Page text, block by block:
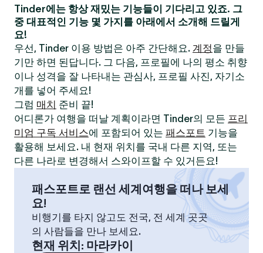
Tinder에는 항상 재밌는 기능들이 기다리고 있죠. 그
중 대표적인 기능 몇 가지를 아래에서 소개해 드릴게
요!
우선, Tinder 이용 방법은 아주 간단해요. 계정을 만들
기만 하면 된답니다. 그 다음, 프로필에 나의 평소 취향
이나 성격을 잘 나타내는 관심사, 프로필 사진, 자기소
개를 넣어 주세요!
그럼 매치 준비 끝!
어디론가 여행을 떠날 계획이라면 Tinder의 모든 프리
미엄 구독 서비스에 포함되어 있는 패스포트 기능을
활용해 보세요. 내 현재 위치를 국내 다른 지역, 또는
다른 나라로 변경해서 스와이프할 수 있거든요!
패스포트로 랜선 세계여행을 떠나 보세
요!
비행기를 타지 않고도 전국, 전 세계 곳곳
의 사람들을 만나 보세요.
현재 위치: 마라카이